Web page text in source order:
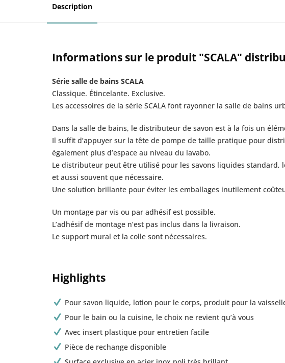
Description
Informations sur le produit "SCALA"
Série salle de bains SCALA
Classique. Étincelante. Exclusive.
Les accessoires de la série SCALA font rayonner la salle de bains
Dans la salle de bains, le distributeur de savon est à la fois un
Il suffit d’appuyer sur la tête de pompe de taille pratique pour
également plus d’espace au niveau du lavabo.
Le distributeur peut être utilisé pour les savons liquides
et aussi souvent que nécessaire.
Une solution brillante pour éviter les emballages inutilement
Un montage par vis ou par adhésif est possible.
L’adhésif de montage n’est pas inclus dans la livraison.
Le support mural et la colle sont nécessaires.
Highlights
Pour savon liquide, lotion pour le corps, produit pour la
Pour le bain ou la cuisine, le choix ne revient qu’à vous
Avec insert plastique pour entretien facile
Pièce de rechange disponible